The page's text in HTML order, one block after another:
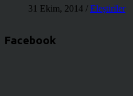
31 Ekim, 2014 / Eleştiriler
Facebook